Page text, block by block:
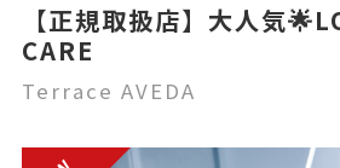
【正規取扱店】大人気
CARE
Terrace AVEDA